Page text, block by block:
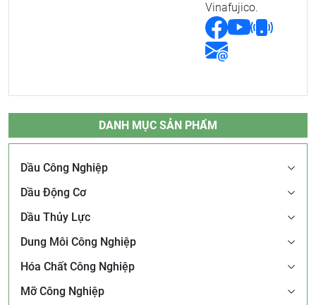
Vinafujico.
DANH MỤC SẢN PHẨM
Dầu Công Nghiệp
Dầu Động Cơ
Dầu Thủy Lực
Dung Môi Công Nghiệp
Hóa Chất Công Nghiệp
Mỡ Công Nghiệp